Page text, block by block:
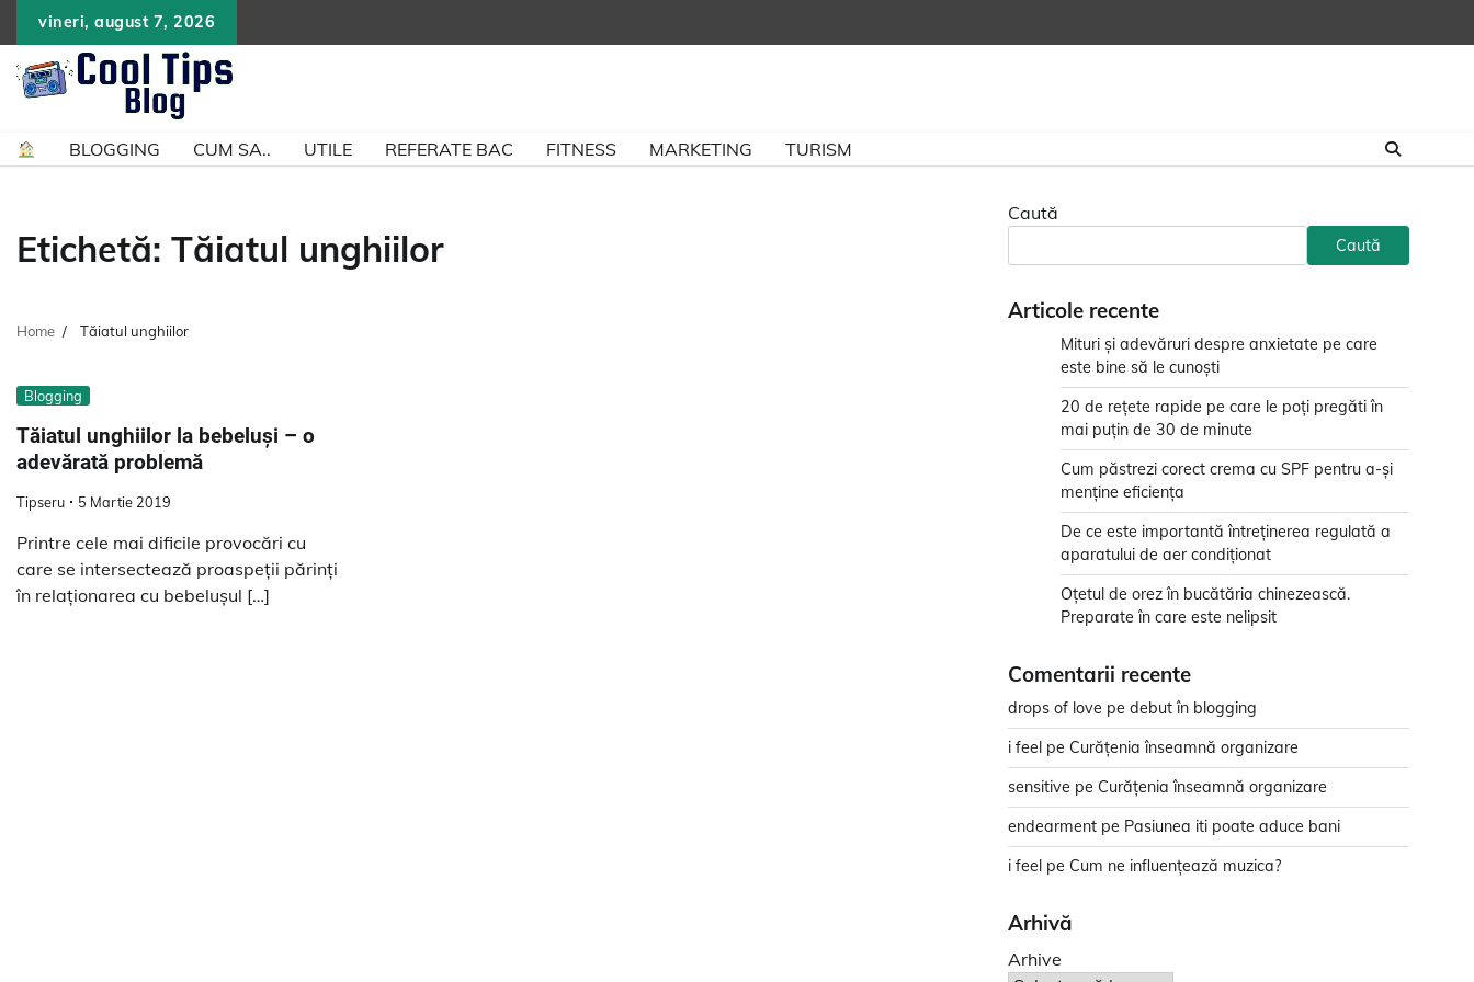
content
vineri, august 7, 2026
BLOGGING CUM SA.. UTILE REFERATE BAC FITNESS MARKETING TURISM
Etichetă: Tăiatul unghiilor
Home Tăiatul unghiilor
Blogging
Tăiatul unghiilor la bebeluși – o
adevărată problemă
Tipseru 5 Martie 2019
Printre cele mai dificile provocări cu
care se intersectează proaspeții părinți
în relaționarea cu bebelușul […]
Caută
Caută
Articole recente
Mituri și adevăruri despre anxietate pe care
este bine să le cunoști
20 de rețete rapide pe care le poți pregăti în
mai puțin de 30 de minute
Cum păstrezi corect crema cu SPF pentru a-și
menține eficiența
De ce este importantă întreținerea regulată a
aparatului de aer condiționat
Oțetul de orez în bucătăria chinezească.
Preparate în care este nelipsit
Comentarii recente
drops of love pe debut în blogging
i feel pe Curățenia înseamnă organizare
sensitive pe Curățenia înseamnă organizare
endearment pe Pasiunea iti poate aduce bani
i feel pe Cum ne influențează muzica?
Arhivă
Arhive